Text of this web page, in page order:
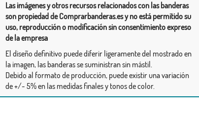
Las imágenes y otros recursos relacionados con las banderas
son propiedad de Comprarbanderas.es y no está permitido su
uso, reproducción o modificación sin consentimiento expreso
de la empresa
El diseño definitivo puede diferir ligeramente del mostrado en
la imagen, las banderas se suministran sin mástil.
Debido al formato de producción, puede existir una variación
de +/- 5% en las medidas finales y tonos de color.